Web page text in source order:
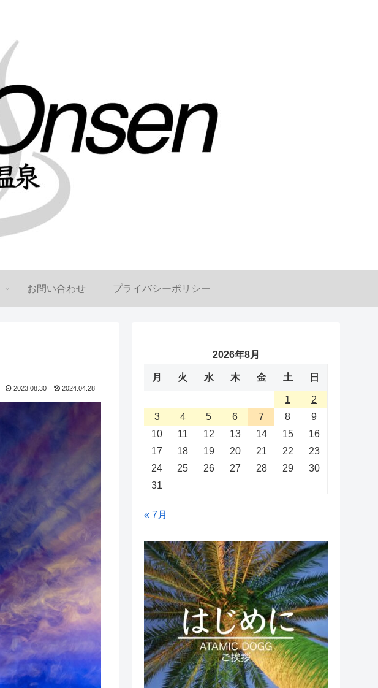
お問い合わせ プライバシーポリシー
2023.08.30 2024.04.28
2026年8月
月 火 水 木 金 土 日
1
2
3
4 5 6 7 8
9
10
11 12 13 14 15
16
17
18 19 20 21 22
23
24
25 26 27 28 29
30
31
« 7月